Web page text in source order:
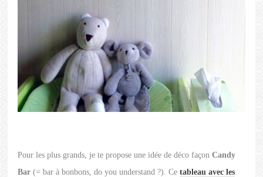
Pour les plus grands, je te propose une idée de déco façonCandy
Bar (= bar à bonbons, do you understand ?). Cetableau avec les